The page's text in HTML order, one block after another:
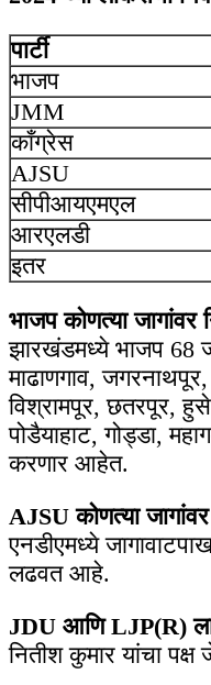
पार्टी
भाजप
JMM
काँग्रेस
AJSU
सीपीआयएमएल
आरएलडी
इतर
भाजप कोणत्या
झारखंडमध्ये भाजप 68
माढाणगाव,
विश्रामपूर, छतरपूर,
पोडैयाहाट, गोड्डा,
करणार आहेत.
AJSU कोणत्या
एनडीएमध्ये
लढवत आहे.
JDU आणि LJP(R) ला
नितीश कुमार यांचा